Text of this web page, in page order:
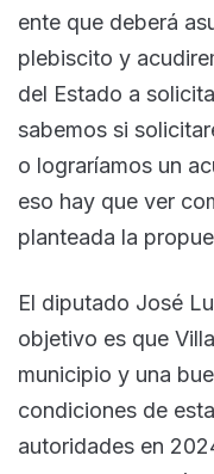
ente que deberá
plebiscito y
del Estado a
sabemos si
o lograríamos un
eso hay que ver
planteada la
El diputado José
objetivo es que
municipio y una
condiciones de
autoridades en